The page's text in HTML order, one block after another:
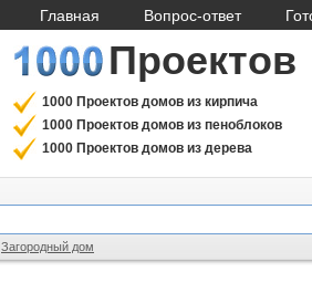
Главная Вопрос-ответ
Проектов
1000 Проектов домов из кирпича
1000 Проектов домов из пеноблоков
1000 Проектов домов из дерева
Загородный дом